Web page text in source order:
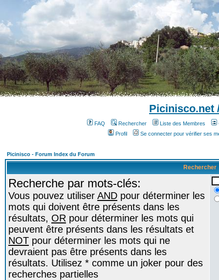
Picinisco.net
FAQ Rechercher Liste des Membres
Profil
Se connecter pour vérifier ses
Picinisco - Forum Index du Forum
Rechercher
Recherche par mots-clés:
Vous pouvez utiliser AND pour déterminer les
mots qui doivent être présents dans les
résultats, OR pour déterminer les mots qui
peuvent être présents dans les résultats et
NOT pour déterminer les mots qui ne
devraient pas être présents dans les
résultats. Utilisez * comme un joker pour des
recherches partielles